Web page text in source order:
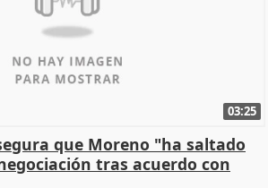
03:25
que Moreno "ha saltado
tras acuerdo con